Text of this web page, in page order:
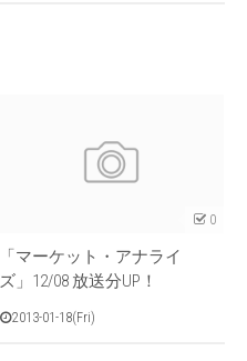
0
「マーケット・アナライ
ズ」12/08 放送分UP！
2013-01-18(Fri)